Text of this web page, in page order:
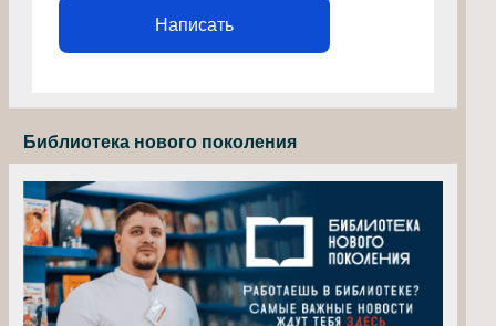
Написать
Библиотека нового поколения